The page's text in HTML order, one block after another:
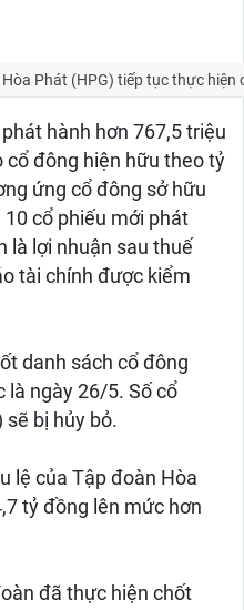
Hòa Phát (HPG) tiếp tục thực hiện
hành hơn 767,5 triệu
cổ đông hiện hữu theo tỷ
ứng cổ đông sở hữu
cổ phiếu mới phát
là lợi nhuận sau thuế
tài chính được kiểm
danh sách cổ đông
là ngày 26/5. Số cổ
sẽ bị hủy bỏ.
lệ của Tập đoàn Hòa
tỷ đồng lên mức hơn
đã thực hiện chốt